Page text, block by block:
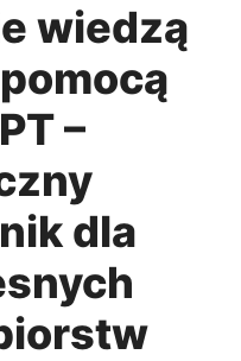
wiedzą
–
dla